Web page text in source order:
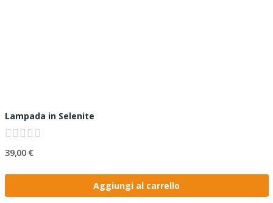
Lampada in Selenite
39,00 €
Aggiungi al carrello